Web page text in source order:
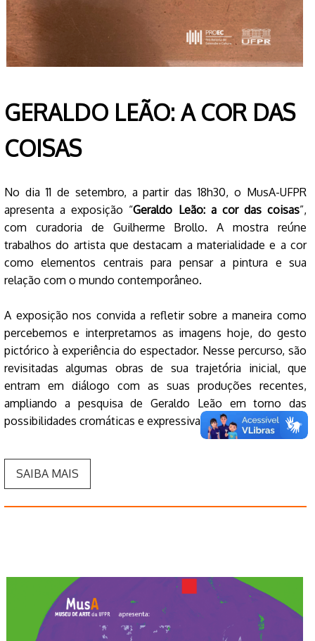
GERALDO LEÃO: A COR DAS
COISAS
No dia 11 de setembro, a partir das 18h30, o MusA-UFPR
apresenta a exposição “Geraldo Leão: a cor das coisas”,
com curadoria de Guilherme Brollo. A mostra reúne
trabalhos do artista que destacam a materialidade e a cor
como elementos centrais para pensar a pintura e sua
relação com o mundo contemporâneo.
A exposição nos convida a refletir sobre a maneira como
percebemos e interpretamos as imagens hoje, do gesto
pictórico à experiência do espectador. Nesse percurso, são
revisitadas algumas obras de sua trajetória inicial, que
entram em diálogo com as suas produções recentes,
ampliando a pesquisa de Geraldo Leão em torno das
possibilidades cromáticas e expressivas da pintura.
SAIBA MAIS